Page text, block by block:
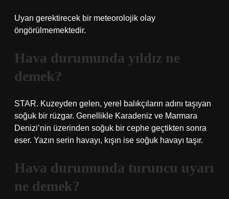
Uyarı gerektirecek bir meteorolojik olay
öngörülmemektedir.
Hava durumunda yıldız ne
demek?
STAR. Kuzeyden gelen, yerel balıkçıların adını taşıyan
soğuk bir rüzgar. Genellikle Karadeniz ve Marmara
Denizi’nin üzerinden soğuk bir cephe geçtikten sonra
eser. Yazın serin havayı, kışın ise soğuk havayı taşır.
Hava durumunda turuncu uyarı
ne demek?